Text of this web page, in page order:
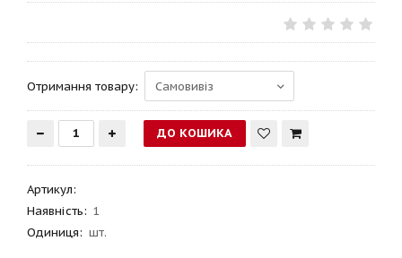
Отримання товару:
Артикул:
Наявність: 1
Одиниця: шт.